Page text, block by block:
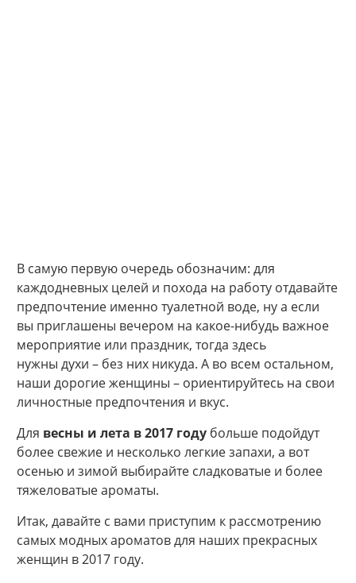
В самую первую очередь обозначим: для
каждодневных целей и похода на работу отдавайте
предпочтение именно туалетной воде, ну а если
вы приглашены вечером на какое-нибудь важное
мероприятие или праздник, тогда здесь
нужны духи – без них никуда. А во всем остальном,
наши дорогие женщины – ориентируйтесь на свои
личностные предпочтения и вкус.
Для весны и лета в 2017 году больше подойдут
более свежие и несколько легкие запахи, а вот
осенью и зимой выбирайте сладковатые и более
тяжеловатые ароматы.
Итак, давайте с вами приступим к рассмотрению
самых модных ароматов для наших прекрасных
женщин в 2017 году.